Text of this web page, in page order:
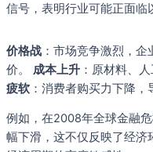
信号，表明行业可能正面临
价格战 ：市场竞争激烈，
价。 成本上升 ：原材料、
疲软 ：消费者购买力下降，
例如，在2008年全球金融
幅下滑，这不仅反映了经